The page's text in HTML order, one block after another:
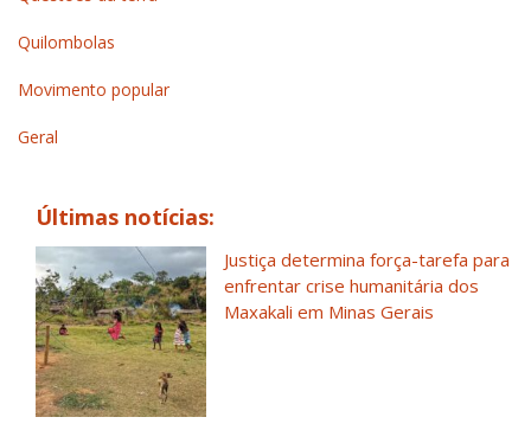
Quilombolas
Movimento popular
Geral
Últimas notícias:
Justiça determina força-tarefa para
enfrentar crise humanitária dos
Maxakali em Minas Gerais